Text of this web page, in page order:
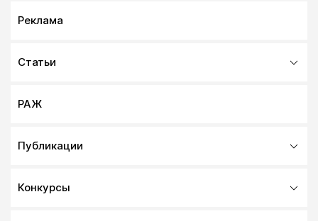
Реклама
Статьи
РАЖ
Публикации
Конкурсы